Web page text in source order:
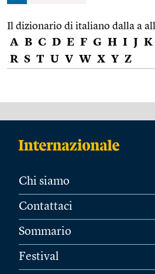
Il dizionario di italiano dalla a
A B C D E F G H I J K
R S T U V W X Y Z
Chi siamo
Contattaci
Sommario
Festival